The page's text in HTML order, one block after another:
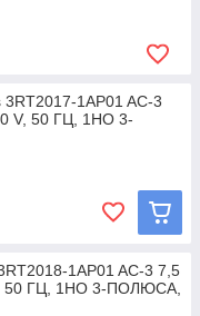
3RT2017-1AP01 AC-3
V, 50 ГЦ, 1НO 3-
1AP01 AC-3 7,5
50 ГЦ, 1НO 3-ПОЛЮСА,